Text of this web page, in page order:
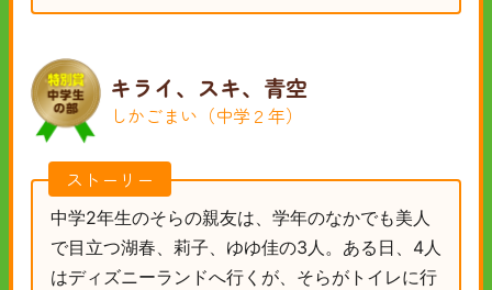
キライ、スキ、青空
しかごまい（中学２年）
ストーリー
中学2年生のそらの親友は、学年のなかでも美人
で目立つ湖春、莉子、ゆゆ佳の3人。ある日、4人
はディズニーランドへ行くが、そらがトイレに行